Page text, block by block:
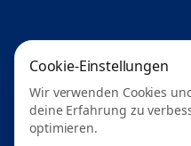
Cookie-Einstellungen
Wir verwenden Cookies
deine Erfahrung zu
optimieren.